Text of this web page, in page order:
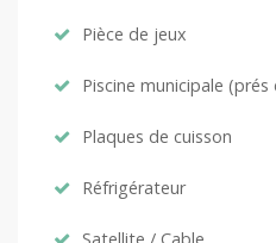
Pièce de jeux
Piscine municipale (prés
Plaques de cuisson
Réfrigérateur